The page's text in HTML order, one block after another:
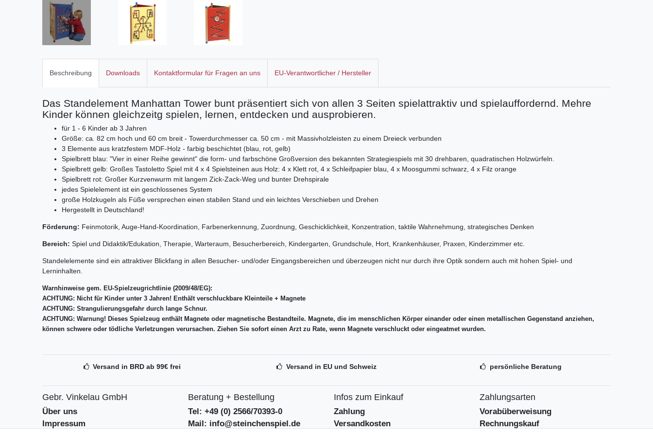
Beschreibung Downloads Kontaktformular für Fragen an uns EU-Verantwortlicher / Hersteller
Das Standelement Manhattan Tower bunt präsentiert sich von allen 3 Seiten spielattraktiv und spielauffordernd. Mehre
Kinder können gleichzeitg spielen, lernen, entdecken und ausprobieren.
für 1 - 6 Kinder ab 3 Jahren
Größe: ca. 82 cm hoch und 60 cm breit - Towerdurchmesser ca. 50 cm - mit Massivholzleisten zu einem Dreieck verbunden
3 Elemente aus kratzfestem MDF-Holz - farbig beschichtet (blau, rot, gelb)
Spielbrett blau: "Vier in einer Reihe gewinnt" die form- und farbschöne Großversion des bekannten Strategiespiels mit 30 drehbaren, quadratischen Holzwürfeln.
Spielbrett gelb: Großes Tastoletto Spiel mit 4 x 4 Spielsteinen aus Holz: 4 x Klett rot, 4 x Schleifpapier blau, 4 x Moosgummi schwarz, 4 x Filz orange
Spielbrett rot: Großer Kurzvenwurm mit langem Zick-Zack-Weg und bunter Drehspirale
jedes Spielelement ist ein geschlossenes System
große Holzkugeln als Füße versprechen einen stabilen Stand und ein leichtes Verschieben und Drehen
Hergestellt in Deutschland!
Förderung: Feinmotorik, Auge-Hand-Koordination, Farbenerkennung, Zuordnung, Geschicklichkeit, Konzentration, taktile Wahrnehmung, strategisches Denken
Bereich: Spiel und Didaktik/Edukation, Therapie, Warteraum, Besucherbereich, Kindergarten, Grundschule, Hort, Krankenhäuser, Praxen, Kinderzimmer etc.
Standelelemente sind ein attraktiver Blickfang in allen Besucher- und/oder Eingangsbereichen und überzeugen nicht nur durch ihre Optik sondern auch mit hohen Spiel- und
Lerninhalten.
Warnhinweise gem. EU-Spielzeugrichtlinie (2009/48/EG):
ACHTUNG: Nicht für Kinder unter 3 Jahren! Enthält verschluckbare Kleinteile + Magnete
ACHTUNG: Strangulierungsgefahr durch lange Schnur.
ACHTUNG: Warnung! Dieses Spielzeug enthält Magnete oder magnetische Bestandteile. Magnete, die im menschlichen Körper einander oder einen metallischen Gegenstand anziehen,
können schwere oder tödliche Verletzungen verursachen. Ziehen Sie sofort einen Arzt zu Rate, wenn Magnete verschluckt oder eingeatmet wurden.
Versand in BRD ab 99€ frei Versand in EU und Schweiz persönliche Beratung
Gebr. Vinkelau GmbH
Über uns
Impressum
Beratung + Bestellung
Tel: +49 (0) 2566/70393-0
Mail: info@steinchenspiel.de
Infos zum Einkauf
Zahlung
Versandkosten
Zahlungsarten
Vorabüberweisung
Rechnungskauf